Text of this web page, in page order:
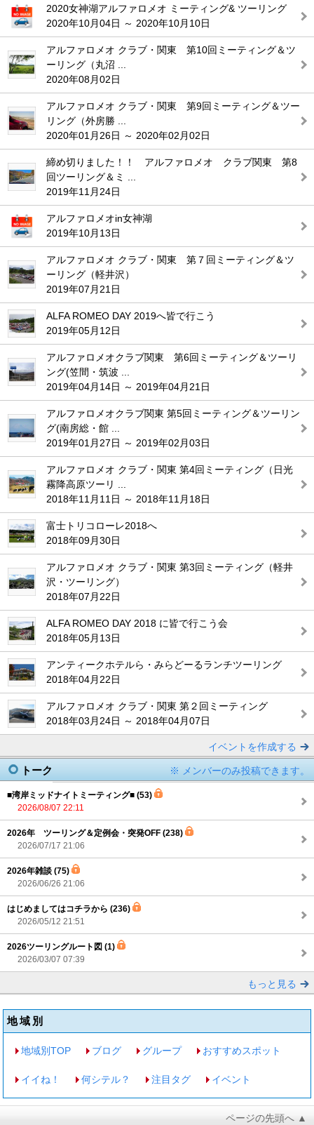
2020女神湖アルファロメオ ミーティング& ツーリング
2020年10月04日 ～ 2020年10月10日
アルファロメオ クラブ・関東 第10回ミーティング＆ツ
ーリング（丸沼 ...
2020年08月02日
アルファロメオ クラブ・関東 第9回ミーティング＆ツー
リング（外房勝 ...
2020年01月26日 ～ 2020年02月02日
締め切りました！！ アルファロメオ クラブ関東 第8
回ツーリング＆ミ ...
2019年11月24日
アルファロメオin女神湖
2019年10月13日
アルファロメオ クラブ・関東 第７回ミーティング＆ツ
ーリング（軽井沢）
2019年07月21日
ALFA ROMEO DAY 2019へ皆で行こう
2019年05月12日
アルファロメオクラブ関東 第6回ミーティング＆ツーリ
ング(笠間・筑波 ...
2019年04月14日 ～ 2019年04月21日
アルファロメオクラブ関東 第5回ミーティング＆ツーリン
グ(南房総・館 ...
2019年01月27日 ～ 2019年02月03日
アルファロメオ クラブ・関東 第4回ミーティング（日光
霧降高原ツーリ ...
2018年11月11日 ～ 2018年11月18日
富士トリコローレ2018へ
2018年09月30日
アルファロメオ クラブ・関東 第3回ミーティング（軽井
沢・ツーリング）
2018年07月22日
ALFA ROMEO DAY 2018 に皆で行こう会
2018年05月13日
アンティークホテルら・みらどーるランチツーリング
2018年04月22日
アルファロメオ クラブ・関東 第２回ミーティング
2018年03月24日 ～ 2018年04月07日
イベントを作成する
※ メンバーのみ投稿できます。
トーク
■湾岸ミッドナイトミーティング■ (53)
2026/08/07 22:11
2026年 ツーリング＆定例会・突発OFF (238)
2026/07/17 21:06
2026年雑談 (75)
2026/06/26 21:06
はじめましてはコチラから (236)
2026/05/12 21:51
2026ツーリングルート図 (1)
2026/03/07 07:39
もっと見る
地域別
地域別TOP ブログ グループ おすすめスポット
イイね！ 何シテル？ 注目タグ イベント
ページの先頭へ ▲